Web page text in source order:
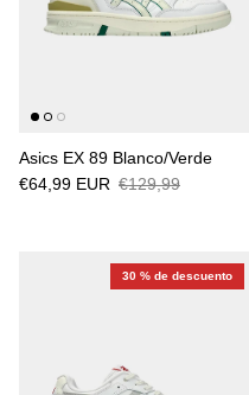
Asics EX 89 Blanco/Verde
€64,99 EUR €129,99
30 % de descuento